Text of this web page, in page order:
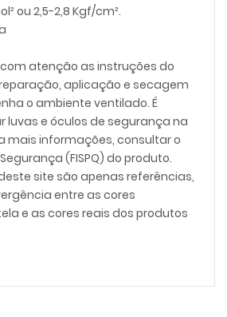
ou 2,5-2,8 Kgf/cm².
atenção as instruções do
aplicação e secagem
o ambiente ventilado. É
luvas e óculos de segurança na
mais informações, consultar o
(FISPQ) do produto.
site são apenas referências,
entre as cores
e as cores reais dos produtos